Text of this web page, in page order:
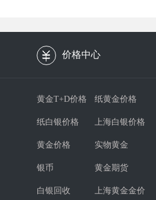
价格中心
黄金T+D价格 纸黄金价格
纸白银价格 上海白银价格
黄金价格 实物黄金
银币 黄金期货
白银回收 上海黄金金价